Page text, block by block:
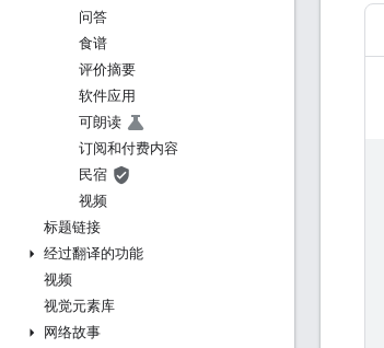
问答
食谱
评价摘要
软件应用
可朗读
订阅和付费内容
民宿
视频
标题链接
经过翻译的功能
视频
视觉元素库
网络故事